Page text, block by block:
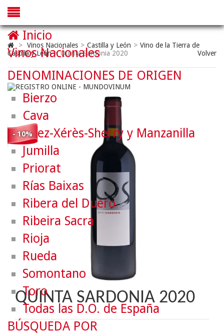
> Vinos Nacionales > Castilla y León > Vino de la Tierra de
Castilla y León > Quinta Sardonia 2020 Volver
- 10%
QUINTA SARDONIA 2020
Inicio
Vinos Nacionales
DENOMINACIONES DE ORIGEN
Bierzo
Cava
Jerez-Xérès-Sherry y Manzanilla
Jumilla
Priorat
Rías Baixas
Ribera del Duero
Ribeira Sacra
Rioja
Rueda
Somontano
Toro
Todas las D.O. de España
BÚSQUEDA POR